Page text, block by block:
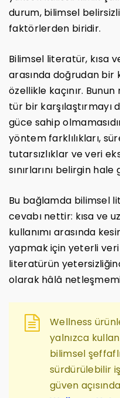
durum, bilimsel
faktörlerden biridir.
Bilimsel literatür, kısa
arasında doğrudan bir
özellikle kaçınır.
tür bir
güce sahip
yöntem farklılıkları,
tutarsızlıklar ve veri
sınırlarını belirgin hale
Bu bağlamda bilimsel
cevabı nettir: kısa ve
kullanımı arasında
yapmak için yeterli
literatürün
olarak hâlâ
Wellness
yalnızca
bilimsel
sürdürülebilir
güven